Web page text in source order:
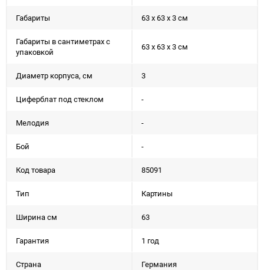
Габариты 63 x 63 x 3 см
Габариты в сантиметрах с
упаковкой
63 x 63 x 3 см
Диаметр корпуса, см 3
Циферблат под стеклом -
Мелодия -
Бой -
Код товара 85091
Тип Картины
Ширина см 63
Гарантия 1 год
Страна Германия